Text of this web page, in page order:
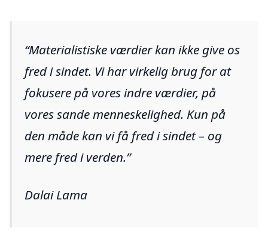
Materialistiske værdier kan ikke give os
fred i sindet. Vi har virkelig brug for at
fokusere på vores indre værdier, på
vores sande menneskelighed. Kun på
den måde kan vi få fred i sindet – og
mere fred i verden.
Dalai Lama